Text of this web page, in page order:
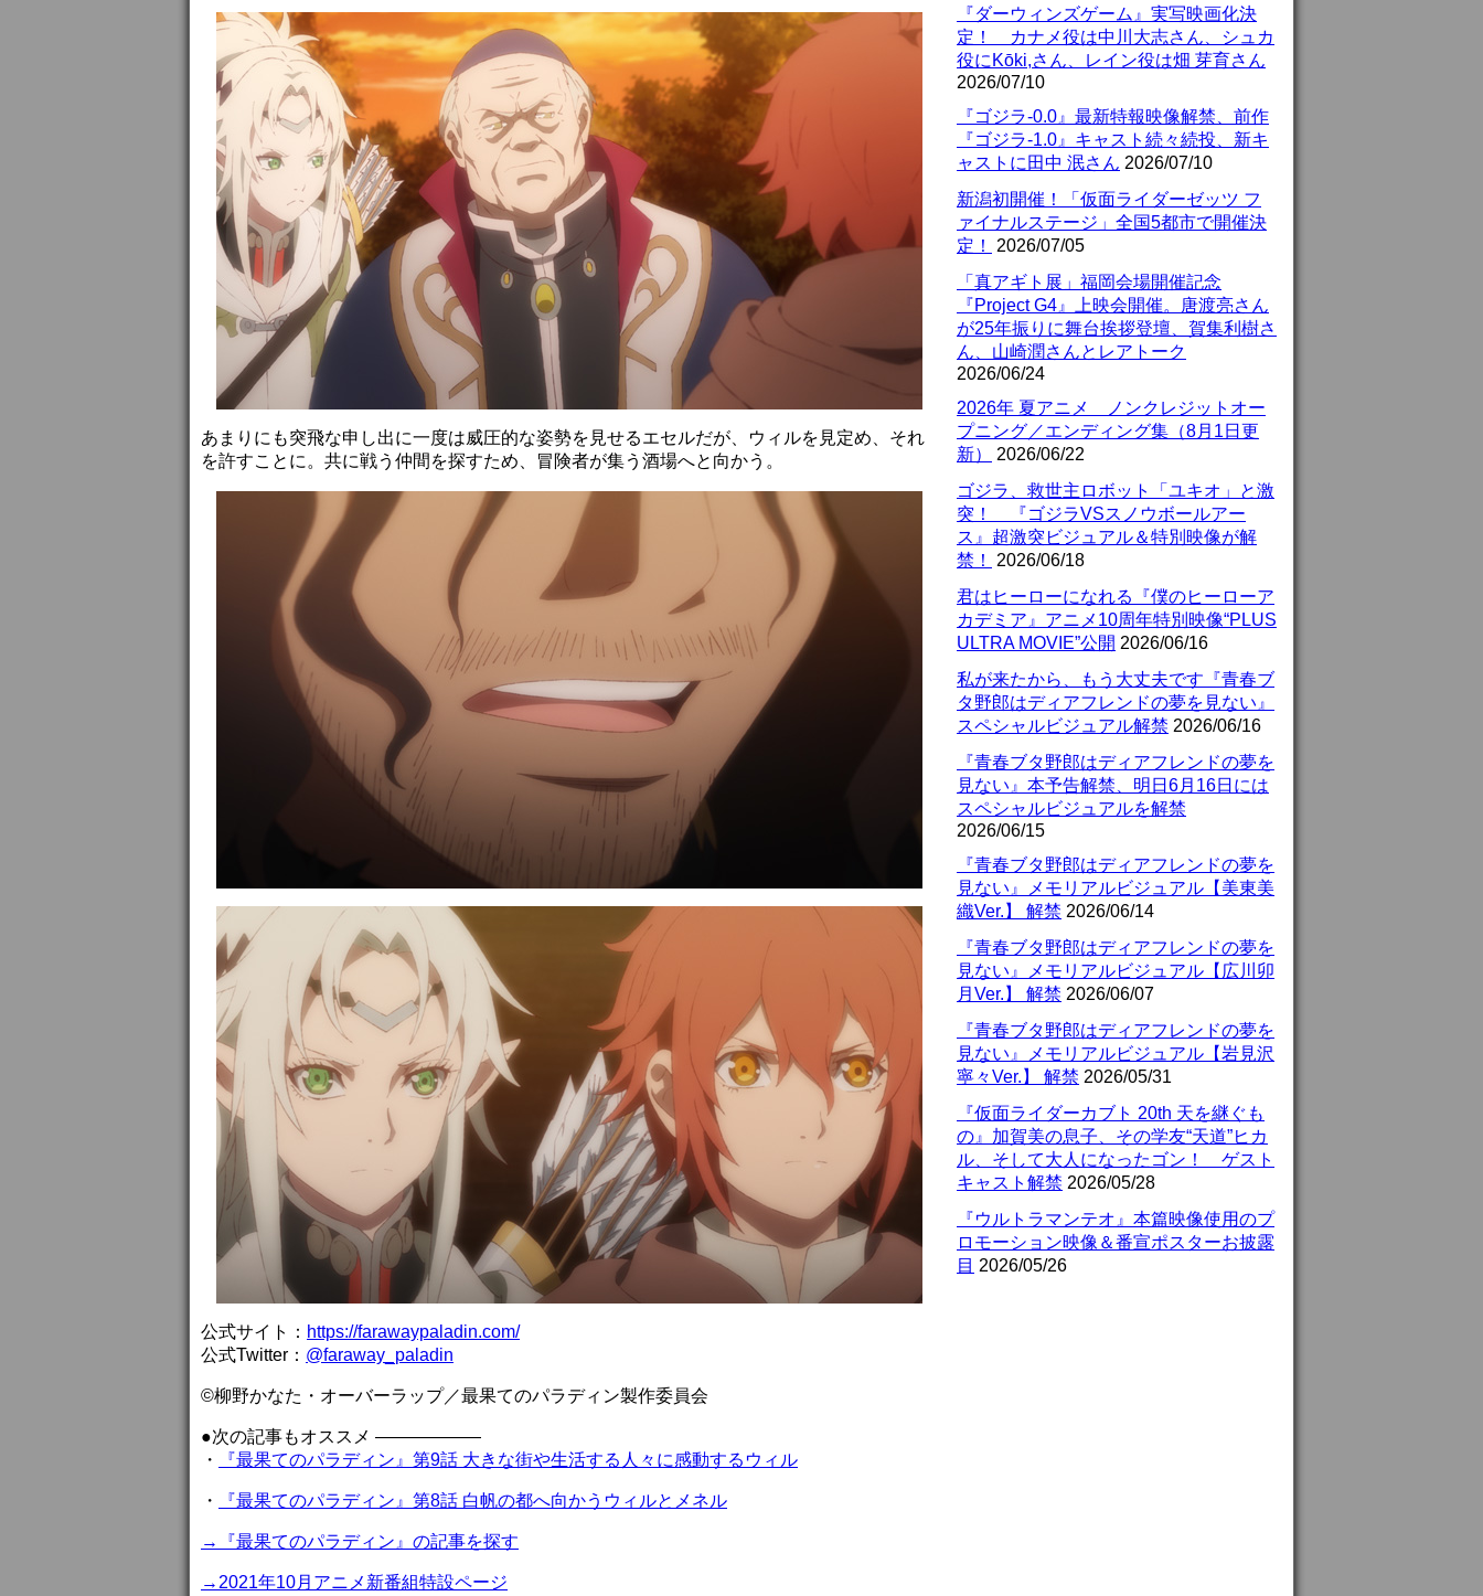
あまりにも突飛な申し出に一度は威圧的な姿勢を見せるエセルだが、ウィルを見定め、それ
を許すことに。共に戦う仲間を探すため、冒険者が集う酒場へと向かう。
公式サイト： https://farawaypaladin.com/
公式Twitter： @faraway_paladin
©柳野かなた・オーバーラップ／最果てのパラディン製作委員会
●次の記事もオススメ ——————
・
『最果てのパラディン』第9話 大きな街や生活する人々に感動するウィル
・ 『最果てのパラディン』第8話 白帆の都へ向かうウィルとメネル
→『最果てのパラディン』の記事を探す
→2021年10月アニメ新番組特設ページ
『ダーウィンズゲーム』実写映画化決
定！ カナメ役は中川大志さん、シュカ
役にKōki,さん、レイン役は畑 芽育さん
2026/07/10
『ゴジラ-0.0』最新特報映像解禁、前作
『ゴジラ-1.0』キャスト続々続投、新キ
ャストに田中 泯さん 2026/07/10
新潟初開催！「仮面ライダーゼッツ フ
ァイナルステージ」全国5都市で開催決
定！
2026/07/05
「真アギト展」福岡会場開催記念
『Project G4』上映会開催。唐渡亮さん
が25年振りに舞台挨拶登壇、賀集利樹さ
ん、山崎潤さんとレアトーク
2026/06/24
2026年 夏アニメ ノンクレジットオー
プニング／エンディング集（8月1日更
新）
2026/06/22
ゴジラ、救世主ロボット「ユキオ」と激
突！ 『ゴジラVSスノウボールアー
ス』超激突ビジュアル＆特別映像が解
禁！
2026/06/18
君はヒーローになれる『僕のヒーローア
カデミア』アニメ10周年特別映像“PLUS
ULTRA MOVIE”公開 2026/06/16
私が来たから、もう大丈夫です『青春ブ
タ野郎はディアフレンドの夢を見ない』
スペシャルビジュアル解禁 2026/06/16
『青春ブタ野郎はディアフレンドの夢を
見ない』本予告解禁、明日6月16日には
スペシャルビジュアルを解禁
2026/06/15
『青春ブタ野郎はディアフレンドの夢を
見ない』メモリアルビジュアル【美東美
織Ver.】 解禁 2026/06/14
『青春ブタ野郎はディアフレンドの夢を
見ない』メモリアルビジュアル【広川卯
月Ver.】 解禁 2026/06/07
『青春ブタ野郎はディアフレンドの夢を
見ない』メモリアルビジュアル【岩見沢
寧々Ver.】 解禁 2026/05/31
『仮面ライダーカブト 20th 天を継ぐも
の』加賀美の息子、その学友“天道”ヒカ
ル、そして大人になったゴン！ ゲスト
キャスト解禁 2026/05/28
『ウルトラマンテオ』本篇映像使用のプ
ロモーション映像＆番宣ポスターお披露
目 2026/05/26